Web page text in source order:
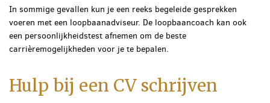
In sommige gevallen kun je een reeks begeleide gesprekken
voeren met een loopbaanadviseur. De loopbaancoach kan ook
een persoonlijkheidstest afnemen om de beste
carrièremogelijkheden voor je te bepalen.
Hulp bij een CV schrijven